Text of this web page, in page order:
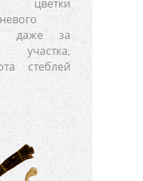
цветки
даже за
стеблей